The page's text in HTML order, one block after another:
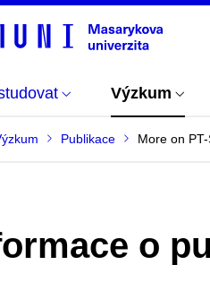
Výzkum
Publikace More on
o